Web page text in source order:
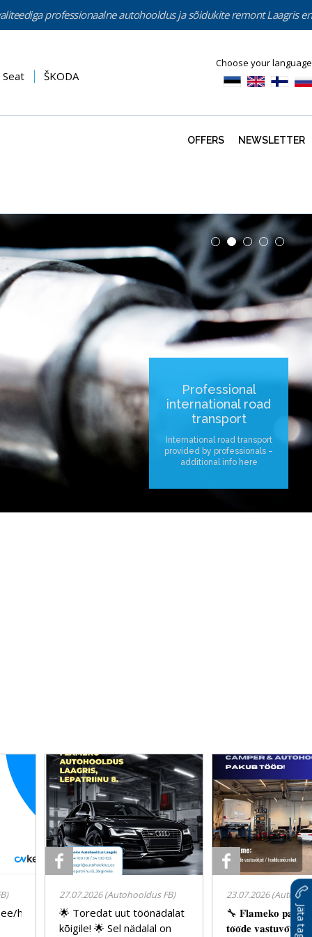
professionaalne autohooldus ja sõidukite remont Laagris en
Choose your language
Seat ŠKODA
OFFERS NEWSLETTER
Professional
international road
transport
International road transport
provided by professionals –
additional info here
hooldusnounik-
27.07.2026 (Autohooldus FB)
🌟 Toredat uut töönädalat
kõigile! 🌟 Sel nädalal on
23.07.2026
🔧 𝐅𝐥𝐚𝐦𝐞𝐤𝐨 𝐩𝐚𝐤𝐮𝐛
𝐭𝐨̈𝐨̈𝐝𝐞